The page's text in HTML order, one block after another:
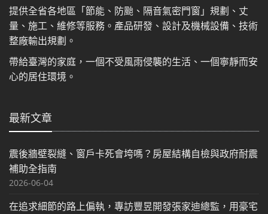
提供全省各地區「節能、防颱、隔音氣密門窗」規劃、丈
量、施工、維修等服務。產品研發、設計及機械設備、技術
整廠輸出規劃。
帶給臺灣的家庭，一個不受風雨侵襲的生活、一個寧靜而安
心的居住環境。
最新文章
震後牆壁裂縫、窗戶卡死會垮嗎？房屋結構自檢與政府耐震
補助全指南
2026-06-04
在追求細節的路上偏執，專訪豐昱開發張家迪總監，用豪宅